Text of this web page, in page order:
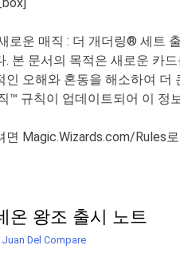
로운 매직 : 더 개더링® 세트
. 본 문서의 목적은 새로운 카
인 오해와 혼동을 해소하여 더
™ 규칙이 업데이트되어 이 정
면 Magic.Wizards.com/Rules
온 왕조 출시 노트
Juan Del Compare